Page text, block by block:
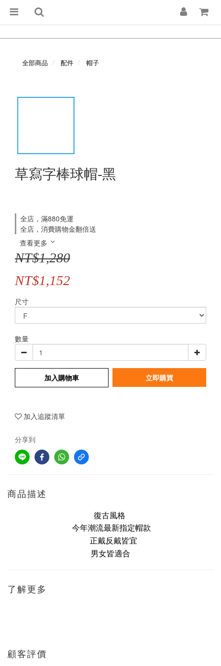
全部商品 配件 帽子
草寫字棒球帽-黑
全店，滿880免運
全店，消費購物金翻倍送
查看更多
NT$1,280
NT$1,152
尺寸
數量
加入購物車 立即購買
加入追蹤清單
分享到
商品描述
復古風格
今年潮流最新指定帽款
正戴反戴皆宜
男女皆適合
了解更多
顧客評價